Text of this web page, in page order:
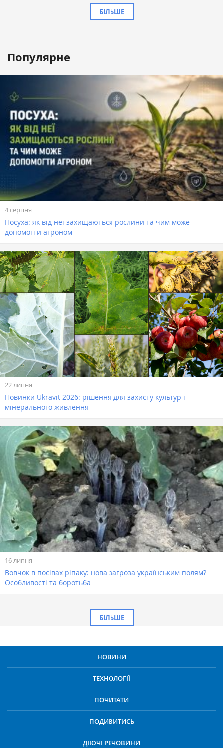
БІЛЬШЕ
Популярне
4 серпня
Посуха: як від неї захищаються рослини та чим може
допомогти агроном
22 липня
Новинки Ukravit 2026: рішення для захисту культур і
мінерального живлення
16 липня
Вовчок в посівах ріпаку: нова загроза українським полям?
Особливості та боротьба
БІЛЬШЕ
НОВИНИ
ТЕХНОЛОГІЇ
ПОЧИТАТИ
ПОДИВИТИСЬ
ДІЮЧІ РЕЧОВИНИ